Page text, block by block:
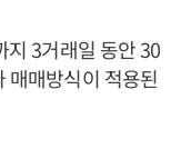
지 3거래일 동안 30
매매방식이 적용된